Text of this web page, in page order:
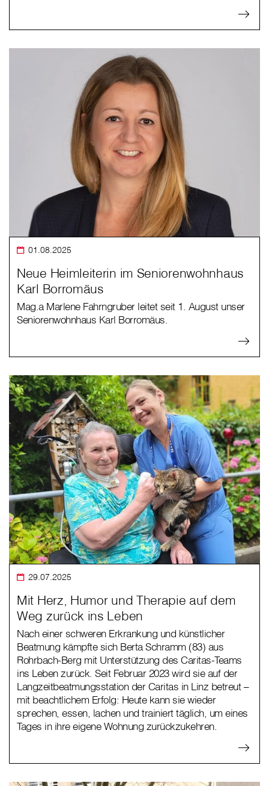
01.08.2025
Neue Heimleiterin im Seniorenwohnhaus
Karl Borromäus
Mag.a Marlene Fahrngruber leitet seit 1. August unser
Seniorenwohnhaus Karl Borromäus.
29.07.2025
Mit Herz, Humor und Therapie auf dem
Weg zurück ins Leben
Nach einer schweren Erkrankung und künstlicher
Beatmung kämpfte sich Berta Schramm (83) aus
Rohrbach-Berg mit Unterstützung des Caritas-Teams
ins Leben zurück. Seit Februar 2023 wird sie auf der
Langzeitbeatmungsstation der Caritas in Linz betreut –
mit beachtlichem Erfolg: Heute kann sie wieder
sprechen, essen, lachen und trainiert täglich, um eines
Tages in ihre eigene Wohnung zurückzukehren.